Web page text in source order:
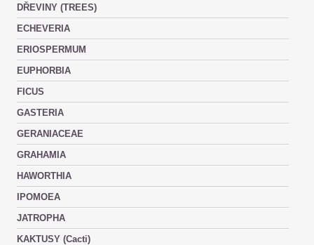
DŘEVINY (TREES)
ECHEVERIA
ERIOSPERMUM
EUPHORBIA
FICUS
GASTERIA
GERANIACEAE
GRAHAMIA
HAWORTHIA
IPOMOEA
JATROPHA
KAKTUSY (Cacti)